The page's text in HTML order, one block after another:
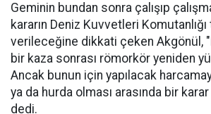
Geminin bundan sonra çalışıp
kararın Deniz Kuvvetleri Komutanlığı
verileceğine dikkati çeken Akgönül,
bir kaza sonrası römorkör yeniden
Ancak bunun için yapılacak
ya da hurda olması arasında bir
dedi.